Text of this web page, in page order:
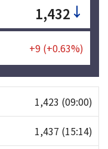
1,432 ↓
+9 (+0.63%)
1,423 (09:00)
1,437 (15:14)